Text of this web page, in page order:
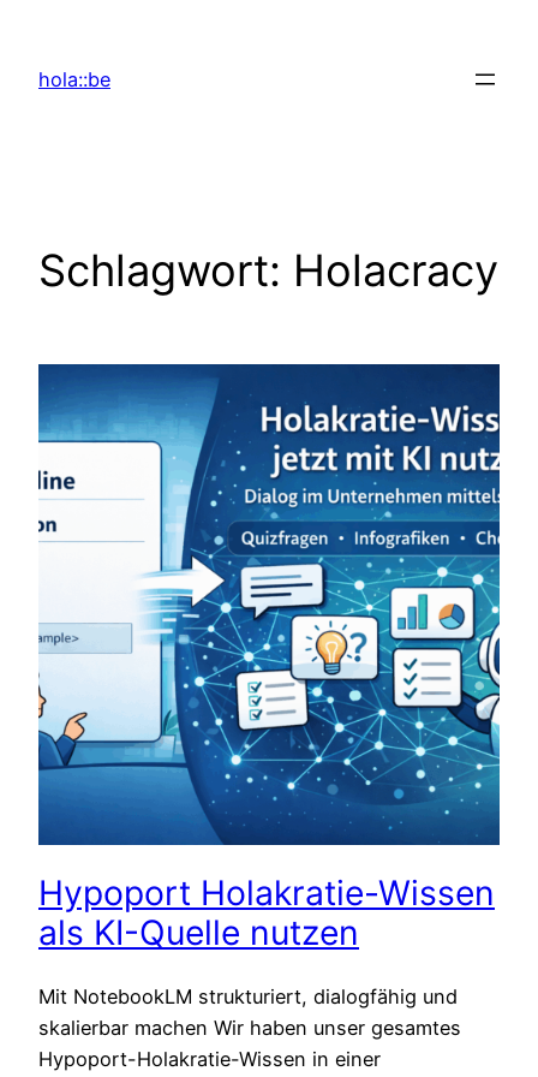
springen
hola::be
Schlagwort: Holacracy
Hypoport Holakratie-Wissen
als KI-Quelle nutzen
Mit NotebookLM strukturiert, dialogfähig und
skalierbar machen Wir haben unser gesamtes
Hypoport-Holakratie-Wissen in einer